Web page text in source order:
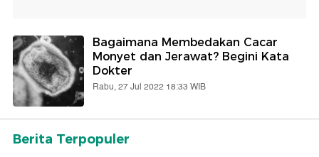
Bagaimana Membedakan Cacar
Monyet dan Jerawat? Begini Kata
Dokter
Rabu, 27 Jul 2022 18:33 WIB
Berita Terpopuler